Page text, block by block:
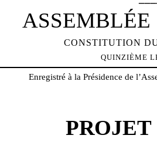
ASSEMBLÉE
CONSTITUTION
QUINZIÈME
Enregistré à la Présidence de
PROJET